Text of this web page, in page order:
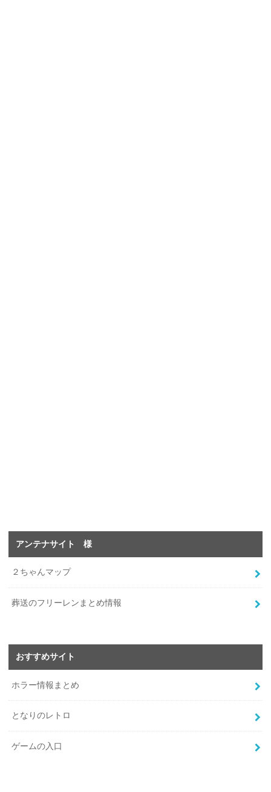
アンテナサイト 様
２ちゃんマップ
葬送のフリーレンまとめ情報
おすすめサイト
ホラー情報まとめ
となりのレトロ
ゲームの入口